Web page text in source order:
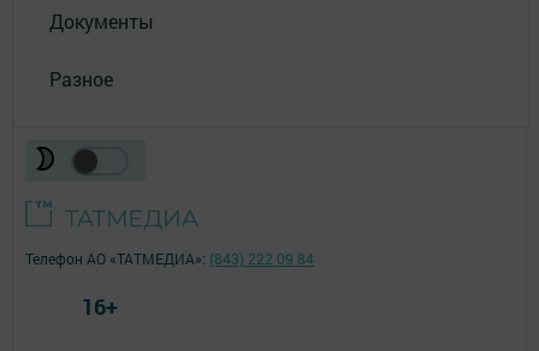
Документы
Разное
Телефон АО «ТАТМЕДИА»: (843) 222 09 84
16+